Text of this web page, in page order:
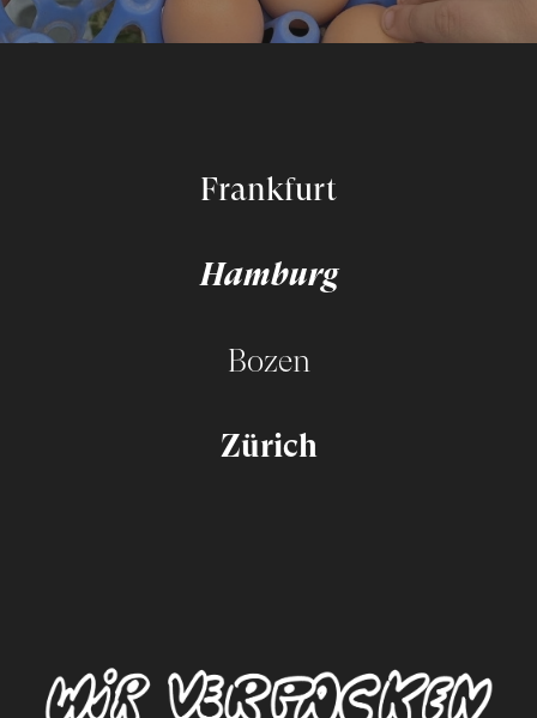
Frankfurt
Hamburg
Bozen
Zürich